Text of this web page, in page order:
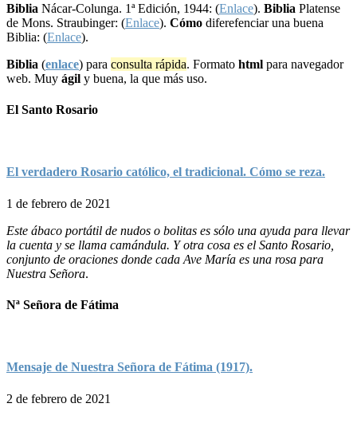
Biblia Nácar-Colunga. 1ª Edición, 1944: (Enlace). Biblia Platense
de Mons. Straubinger: (Enlace). Cómo diferefenciar una buena
Biblia: (Enlace).
Biblia (enlace) para consulta rápida. Formato html para navegador
web. Muy ágil y buena, la que más uso.
El Santo Rosario
El verdadero Rosario católico, el tradicional. Cómo se reza.
1 de febrero de 2021
Este ábaco portátil de nudos o bolitas es sólo una ayuda para llevar
la cuenta y se llama camándula. Y otra cosa es el Santo Rosario,
conjunto de oraciones donde cada Ave María es una rosa para
Nuestra Señora.
Nª Señora de Fátima
Mensaje de Nuestra Señora de Fátima (1917).
2 de febrero de 2021